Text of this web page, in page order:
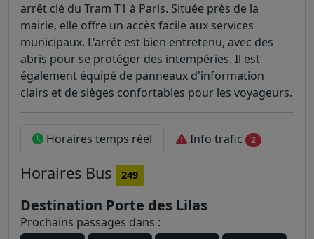
arrêt clé du Tram T1 à Paris. Située près de la
mairie, elle offre un accès facile aux services
municipaux. L'arrêt est bien entretenu, avec des
abris pour se protéger des intempéries. Il est
également équipé de panneaux d'information
clairs et de sièges confortables pour les voyageurs.
Horaires temps réel Info trafic 2
Horaires Bus 249
Destination Porte des Lilas
Prochains passages dans :